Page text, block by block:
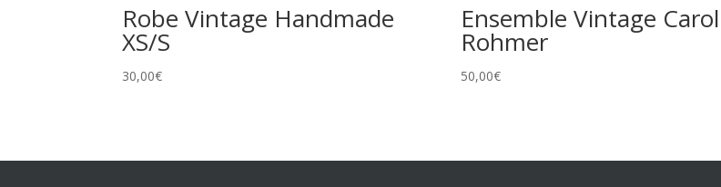
Robe Vintage Handmade
XS/S
30,00€
Ensemble Vintage
Rohmer
50,00€